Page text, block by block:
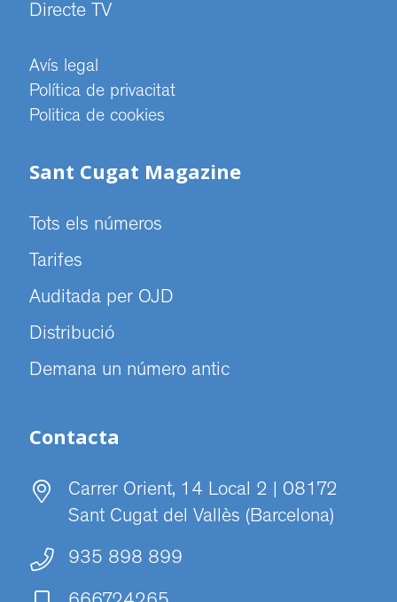
Directe TV
Avís legal
Política de privacitat
Politica de cookies
Sant Cugat Magazine
Tots els números
Tarifes
Auditada per OJD
Distribució
Demana un número antic
Contacta
Carrer Orient, 14 Local 2 | 08172
Sant Cugat del Vallès (Barcelona)
935 898 899